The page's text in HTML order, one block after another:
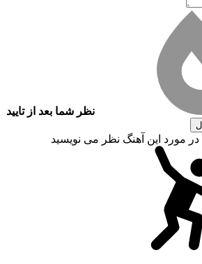
نظر شما بعد از تایید
در مورد این آهنگ نظر می نویسید